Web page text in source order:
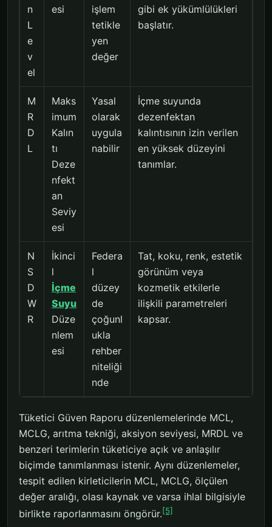
n
L
e
v
el
esi
işlem
tetikle
yen
değer
gibi ek yükümlülükleri
başlatır.
M
R
D
L
Maks
imum
Kalın
tı
Deze
nfekt
an
Seviy
esi
Yasal
olarak
uygula
nabilir
İçme suyunda
dezenfektan
kalıntısının izin verilen
en yüksek düzeyini
tanımlar.
N
S
D
W
R
İkinci
l
İçme
Suyu
Düze
nlem
esi
Federa
l
düzey
de
çoğunl
ukla
rehber
niteliği
nde
Tat, koku, renk, estetik
görünüm veya
kozmetik etkilerle
ilişkili parametreleri
kapsar.
Tüketici Güven Raporu düzenlemelerinde MCL,
MCLG, arıtma tekniği, aksiyon seviyesi, MRDL ve
benzeri terimlerin tüketiciye açık ve anlaşılır
biçimde tanımlanması istenir. Aynı düzenlemeler,
tespit edilen kirleticilerin MCL, MCLG, ölçülen
değer aralığı, olası kaynak ve varsa ihlal bilgisiyle
birlikte raporlanmasını öngörür.[5]